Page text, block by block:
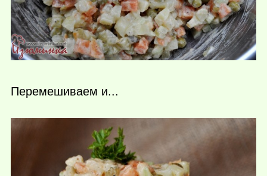
Перемешиваем и...